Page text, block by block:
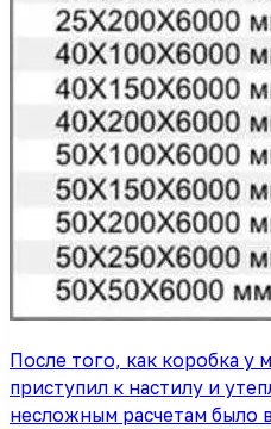
После того, как коробка у
приступил к настилу и
несложным расчетам было